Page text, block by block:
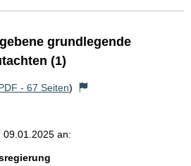
grundlegende
(1)
- 67 Seiten)
09.01.2025 an: